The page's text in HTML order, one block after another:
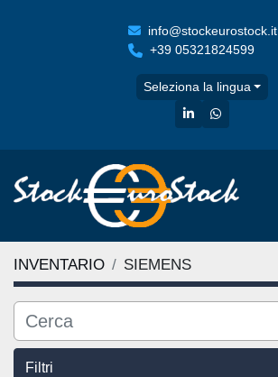
info@stockeurostock.it
+39 05321824599
Seleziona la lingua
linkedinwhatsapp
INVENTARIO SIEMENS
Filtri